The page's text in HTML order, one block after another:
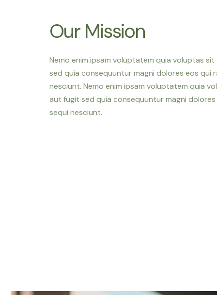
Our Mission
Nemo enim ipsam voluptatem quia voluptas
sed quia consequuntur magni dolores eos qui
nesciunt. Nemo enim ipsam voluptatem quia
aut fugit sed quia consequuntur magni
sequi nesciunt.